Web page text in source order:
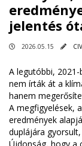
jelentés
2026.05.15
A legutóbbi,
nem írták át a
hanem
A megfigyelések,
eredmények
duplájára